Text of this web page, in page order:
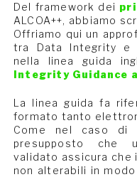
Del framework dei
ALCOA++, abbiamo
Offriamo qui un
tra Data Integrity e
nella linea guida
Integrity Guidance
La linea guida fa
formato tanto
Come nel caso di
presupposto che
validato assicura che
non alterabili in